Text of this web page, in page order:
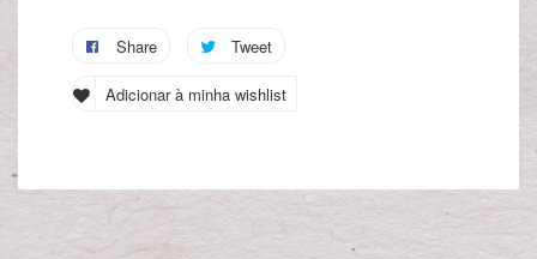
Share Tweet
Adicionar à minha wishlist